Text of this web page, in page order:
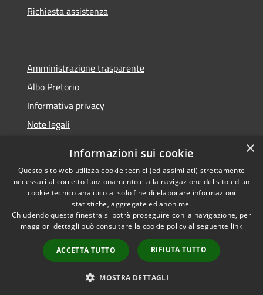
Richiesta assistenza
Amministrazione trasparente
Albo Pretorio
Informativa privacy
Note legali
Whisteblowing
RSS
Accessibilità
Copyright © 2026 • Comune di
Municipium•
Accesso
redazione
×
Informazioni sui cookie
Questo sito web utilizza cookie tecnici (ed assimilati) strettamente
necessari al corretto funzionamento e alla navigazione del sito ed un
cookie tecnico analitico al solo fine di elaborare informazioni
statistiche, aggregate ed anonime.
Chiudendo questa finestra si potrà proseguire con la navigazione, per
maggiori dettagli può consultare la cookie policy al seguente link
ACCETTA TUTTO RIFIUTA TUTTO
MOSTRA DETTAGLI